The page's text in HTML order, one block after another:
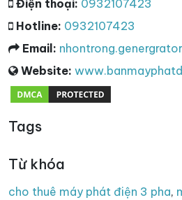
Điện thoại: 0932107423
Hotline: 0932107423
Email:
Website:
Tags
Từ khóa
cho thuê máy phát điện 3 pha,